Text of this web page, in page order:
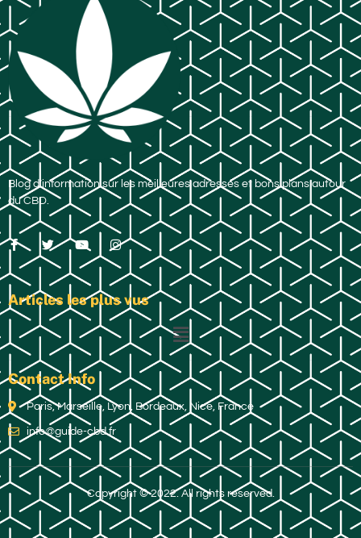
Blog d’information sur les meilleures adresses et bons plans autour
du CBD.
Articles les plus vus
Contact Info
Paris, Marseille, Lyon, Bordeaux, Nice, France
info@guide-cbd.fr
Copyright © 2022. All rights reserved.